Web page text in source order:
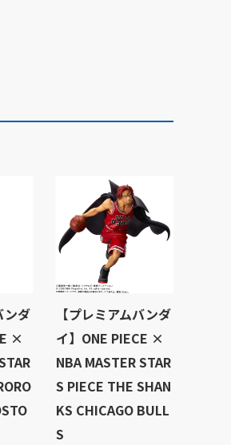
ンダ
×
【プレミアムバンダ
イ】ONE PIECE ×
NBA MASTER STAR
S PIECE THE SHAN
KS CHICAGO BULL
S